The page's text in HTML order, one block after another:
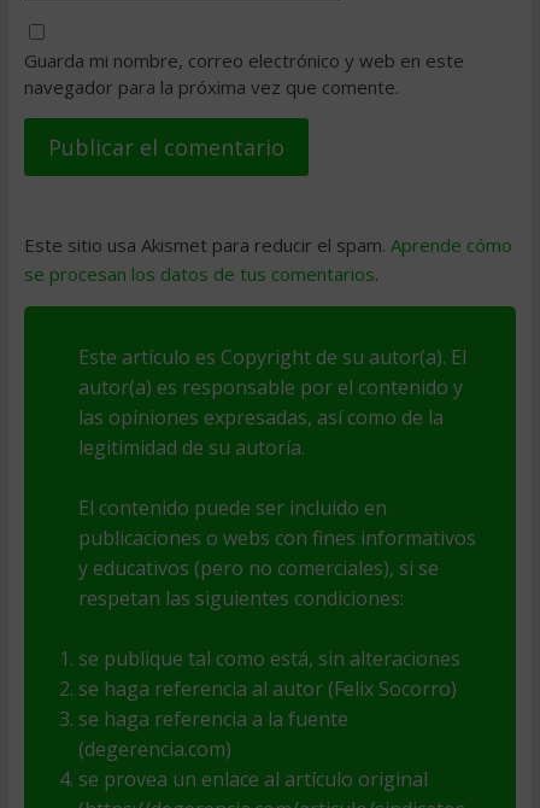
Guarda mi nombre, correo electrónico y web en este
navegador para la próxima vez que comente.
Este sitio usa Akismet para reducir el spam. Aprende cómo
se procesan los datos de tus comentarios.
Este artículo es Copyright de su autor(a). El
autor(a) es responsable por el contenido y
las opiniones expresadas, así como de la
legitimidad de su autoría.
El contenido puede ser incluido en
publicaciones o webs con fines informativos
y educativos (pero no comerciales), si se
respetan las siguientes condiciones:
se publique tal como está, sin alteraciones
se haga referencia al autor (Felix Socorro)
se haga referencia a la fuente
(degerencia.com)
se provea un enlace al artículo original